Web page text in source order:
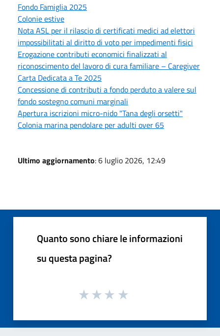
Fondo Famiglia 2025
Colonie estive
Nota ASL per il rilascio di certificati medici ad elettori
impossibilitati al diritto di voto per impedimenti fisici
Erogazione contributi economici finalizzati al
riconoscimento del lavoro di cura familiare – Caregiver
Carta Dedicata a Te 2025
Concessione di contributi a fondo perduto a valere sul
fondo sostegno comuni marginali
Apertura iscrizioni micro-nido "Tana degli orsetti"
Colonia marina pendolare per adulti over 65
Ultimo aggiornamento: 6 luglio 2026, 12:49
Quanto sono chiare le informazioni
su questa pagina?